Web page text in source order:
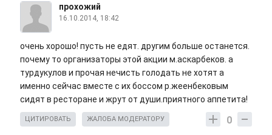
прохожий
16.10.2014, 18:42
очень хорошо! пусть не едят. другим больше останется.
почему то организаторы этой акции м.аскарбеков. а
турдукулов и прочая нечисть голодать не хотят а
именно сейчас вместе с их боссом р.жеенбековым
сидят в ресторане и жрут от души.приятного аппетита!
0
ЦИТИРОВАТЬ ЖАЛОБА МОДЕРАТОРУ